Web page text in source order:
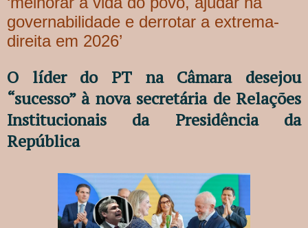
governabilidade e derrotar a extrema-
direita em 2026’
O líder do PT na Câmara desejou
“sucesso” à nova secretária de Relações
Institucionais da Presidência da
República